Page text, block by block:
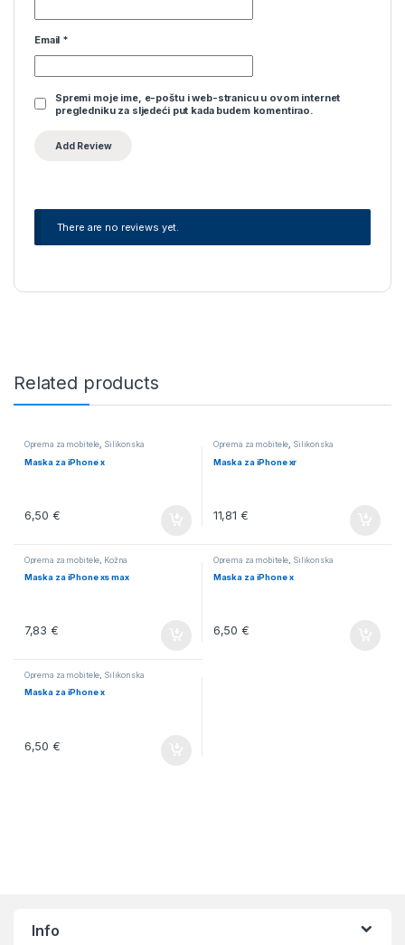
Email *
Spremi moje ime, e-poštu i web-stranicu u ovom internet
pregledniku za sljedeći put kada budem komentirao.
There are no reviews yet.
Related products
Oprema za mobitele, Silikonska
Maska za iPhone x
6,50 €
Oprema za mobitele, Silikonska
Maska za iPhone xr
11,81 €
Oprema za mobitele Kožna
Maska za iPhone xs max
7,83 €
Oprema za mobitele Silikonska
Maska za iPhone x
6,50 €
Oprema za mobitele Silikonska
Maska za iPhone x
6,50 €
Info